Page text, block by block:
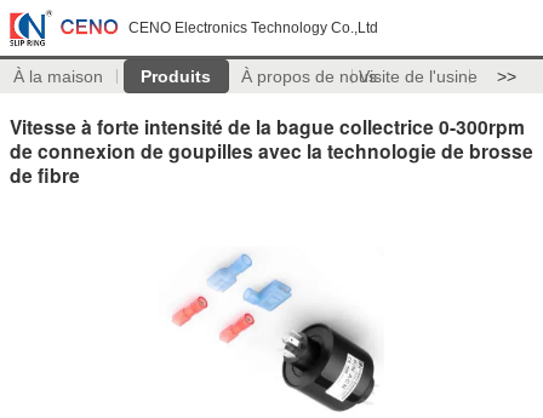
CENO Electronics Technology Co.,Ltd
À la maison Produits À propos de nousVisite de l'usine >>
Vitesse à forte intensité de la bague collectrice 0-300rpm
de connexion de goupilles avec la technologie de brosse
de fibre